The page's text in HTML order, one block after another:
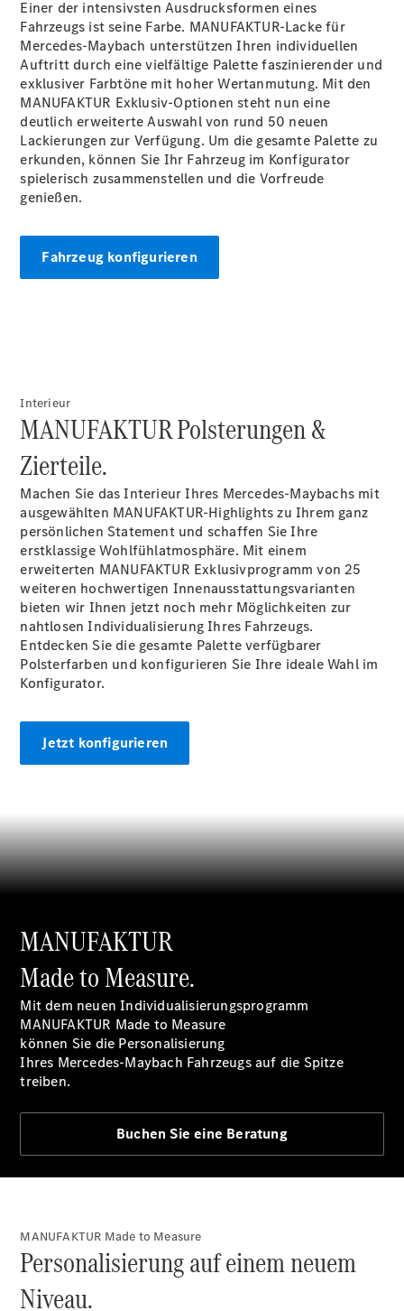
Alle SUVs
EQA
Elektrisch
EQE
SUV
Elektrisch
EQS
SUV
Elektrisch
Mercedes-
Maybach
GLA
Neu
GLA Neu Elektrisch
GLE
GLE
GLE Coupé
GLE
Coupé
GLS
GLS
Neu
Mercedes-
Maybach
GLS SUV
Mercedes-
Maybach
GLS SUV
Neu
G-Klasse
Geländewagen
Elektrisch
G-Klasse
Konfigurator
Mercedes-
Alle T-
Modelle
CLA
Brake
CLA
Shooting
Brake
C-Klasse T-
C-Klasse T-
E-Klasse T-
Modell All-
Terrain
Einer der intensivsten Ausdrucksformen eines
Fahrzeugs ist seine Farbe. MANUFAKTUR-Lacke für
Mercedes-Maybach unterstützen Ihren individuellen
Auftritt durch eine vielfältige Palette faszinierender und
exklusiver Farbtöne mit hoher Wertanmutung. Mit den
MANUFAKTUR Exklusiv-Optionen steht nun eine
deutlich erweiterte Auswahl von rund 50 neuen
Lackierungen zur Verfügung. Um die gesamte Palette zu
erkunden, können Sie Ihr Fahrzeug im Konfigurator
spielerisch zusammenstellen und die Vorfreude
genießen.
Fahrzeug konfigurieren
Interieur
MANUFAKTUR Polsterungen &
Zierteile.
Machen Sie das Interieur Ihres Mercedes-Maybachs mit
ausgewählten MANUFAKTUR-Highlights zu Ihrem ganz
persönlichen Statement und schaffen Sie Ihre
erstklassige Wohlfühlatmosphäre. Mit einem
erweiterten MANUFAKTUR Exklusivprogramm von 25
weiteren hochwertigen Innenausstattungsvarianten
bieten wir Ihnen jetzt noch mehr Möglichkeiten zur
nahtlosen Individualisierung Ihres Fahrzeugs.
Entdecken Sie die gesamte Palette verfügbarer
Polsterfarben und konfigurieren Sie Ihre ideale Wahl im
Konfigurator.
Jetzt konfigurieren
MANUFAKTUR
Made to Measure.
Mit dem neuen Individualisierungsprogramm
MANUFAKTUR Made to Measure
können Sie die Personalisierung
Ihres Mercedes-Maybach Fahrzeugs auf die Spitze
treiben.
Buchen Sie eine Beratung
MANUFAKTUR Made to Measure
Personalisierung auf einem neuem
Niveau.